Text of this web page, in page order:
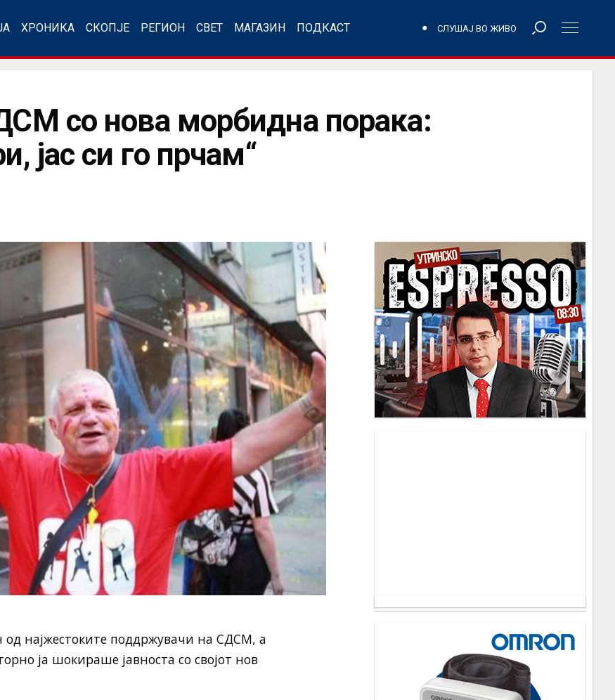
ХРОНИКА СКОПЈЕ РЕГИОН СВЕТ МАГАЗИН ПОДКАСТ СЛУШАЈ ВО ЖИВО
со нова морбидна порака:
јас си го прчам“
од најжестоките поддржувачи на СДСМ, а
ја шокираше јавноста со својот нов